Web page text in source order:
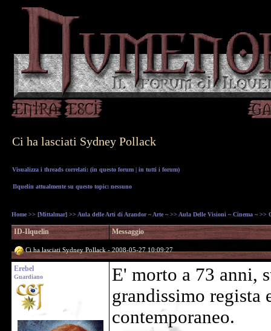
Ci ha lasciati Sydney Pollack
Visualizza i threads correlati: (in questo forum | in tutti i forum)
Ilquelin attualmente su questo topic: nessuno
Home >> [Mittalmar] >> Aula delle Arti di Arandor ~ Arte ~ >> Aula Delle Visioni ~ Cinema ~ >>
ID-Ilquelin Messaggio
Ci ha lasciati Sydney Pollack - 2008-05-27 10:09:27
Erebel
Guardiano
E' morto a 73 anni,
grandissimo regista
contemporaneo.